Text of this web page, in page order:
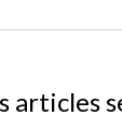
articles